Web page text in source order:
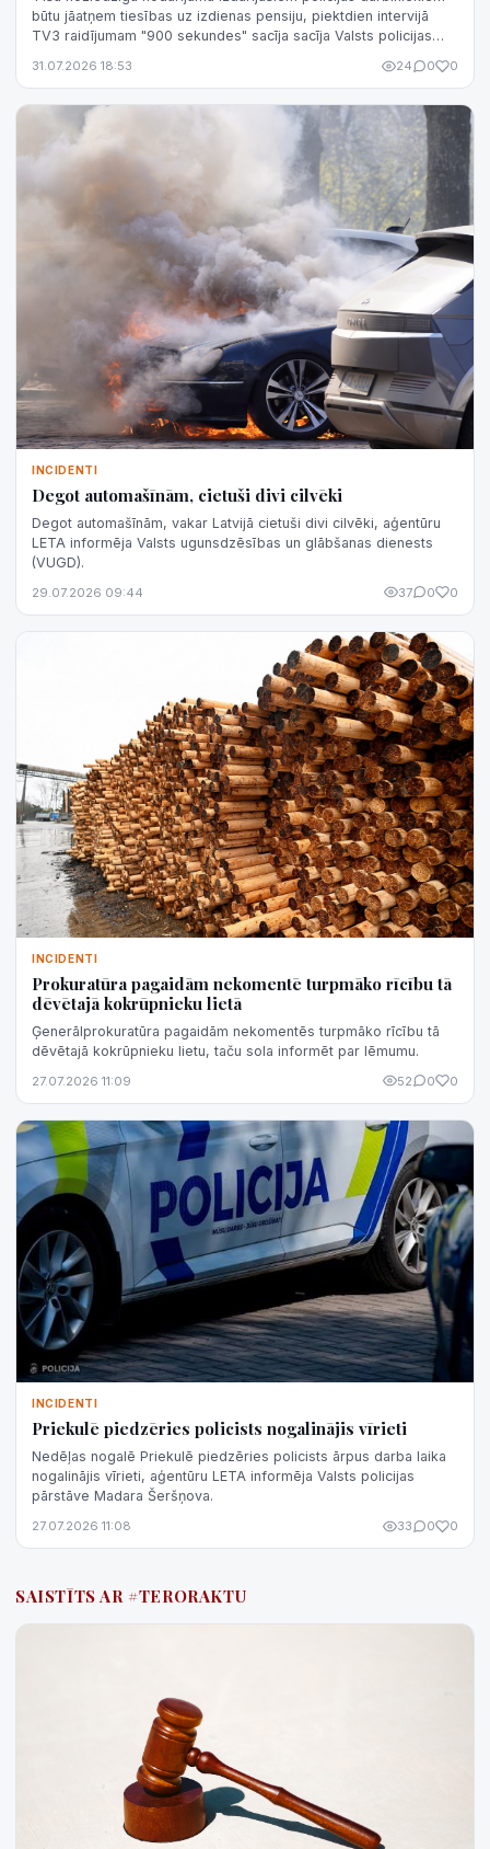
būtu jāatņem tiesības uz izdienas pensiju, piektdien intervijā
TV3 raidījumam "900 sekundes" sacīja sacīja Valsts policijas
31.07.2026 18:53 24 0 0
INCIDENTI
Degot automašīnām, cietuši divi cilvēki
Degot automašīnām, vakar Latvijā cietuši divi cilvēki, aģentūru
LETA informēja Valsts ugunsdzēsības un glābšanas dienests
(VUGD).
29.07.2026 09:44 37 0 0
INCIDENTI
Prokuratūra pagaidām nekomentē turpmāko rīcību tā
dēvētajā kokrūpnieku lietā
Ģenerālprokuratūra pagaidām nekomentēs turpmāko rīcību tā
dēvētajā kokrūpnieku lietu, taču sola informēt par lēmumu.
27.07.2026 11:09 52 0 0
INCIDENTI
Priekulē piedzēries policists nogalinājis vīrieti
Nedēļas nogalē Priekulē piedzēries policists ārpus darba laika
nogalinājis vīrieti, aģentūru LETA informēja Valsts policijas
pārstāve Madara Šeršņova.
27.07.2026 11:08 33 0 0
SAISTĪTS AR #TERORAKTU